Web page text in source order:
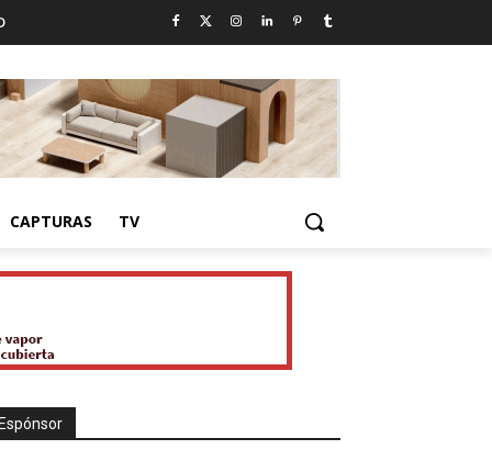
CAPTURAS TV